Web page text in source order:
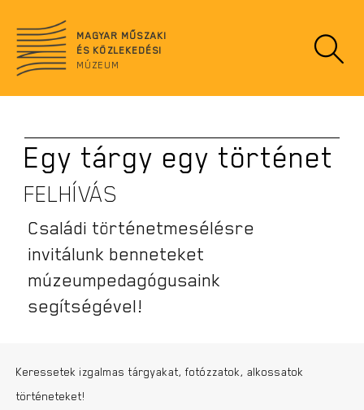
tartalomra
data
MAGYAR MŰSZAKI
ÉS KÖZLEKEDÉSI
MÚZEUM
Egy tárgy egy történet
FELHÍVÁS
Családi történetmesélésre
invitálunk benneteket
múzeumpedagógusaink
segítségével!
Keressetek izgalmas tárgyakat, fotózzatok, alkossatok
történeteket!